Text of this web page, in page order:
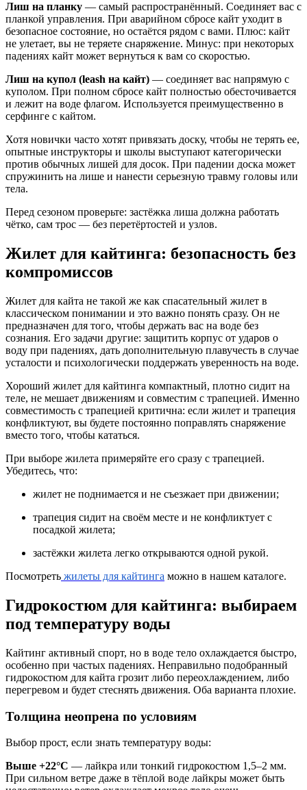
Лиш на планку — самый распространённый. Соединяет вас с
планкой управления. При аварийном сбросе кайт уходит в
безопасное состояние, но остаётся рядом с вами. Плюс: кайт
не улетает, вы не теряете снаряжение. Минус: при некоторых
падениях кайт может вернуться к вам со скоростью.
Лиш на купол (leash на кайт) — соединяет вас напрямую с
куполом. При полном сбросе кайт полностью обесточивается
и лежит на воде флагом. Используется преимущественно в
серфинге с кайтом.
Хотя новички часто хотят привязать доску, чтобы не терять ее,
опытные инструкторы и школы выступают категорически
против обычных лишей для досок. При падении доска может
спружинить на лише и нанести серьезную травму головы или
тела.
Перед сезоном проверьте: застёжка лиша должна работать
чётко, сам трос — без перетёртостей и узлов.
Жилет для кайтинга: безопасность без
компромиссов
Жилет для кайта не такой же как спасательный жилет в
классическом понимании и это важно понять сразу. Он не
предназначен для того, чтобы держать вас на воде без
сознания. Его задачи другие: защитить корпус от ударов о
воду при падениях, дать дополнительную плавучесть в случае
усталости и психологически поддержать уверенность на воде.
Хороший жилет для кайтинга компактный, плотно сидит на
теле, не мешает движениям и совместим с трапецией. Именно
совместимость с трапецией критична: если жилет и трапеция
конфликтуют, вы будете постоянно поправлять снаряжение
вместо того, чтобы кататься.
При выборе жилета примеряйте его сразу с трапецией.
Убедитесь, что:
жилет не поднимается и не съезжает при движении;
трапеция сидит на своём месте и не конфликтует с
посадкой жилета;
застёжки жилета легко открываются одной рукой.
Посмотреть жилеты для кайтинга можно в нашем каталоге.
Гидрокостюм для кайтинга: выбираем
под температуру воды
Кайтинг активный спорт, но в воде тело охлаждается быстро,
особенно при частых падениях. Неправильно подобранный
гидрокостюм для кайта грозит либо переохлаждением, либо
перегревом и будет стеснять движения. Оба варианта плохие.
Толщина неопрена по условиям
Выбор прост, если знать температуру воды:
Выше +22°C — лайкра или тонкий гидрокостюм 1,5–2 мм.
При сильном ветре даже в тёплой воде лайкры может быть